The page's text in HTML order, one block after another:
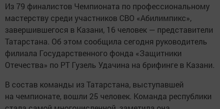
Из 79 финалистов Чемпионата по профессиональному
мастерству среди участников СВО «Абилимпикс»,
завершившегося в Казани, 16 человек — представители
Татарстана. Об этом сообщила сегодня руководитель
филиала Государственного фонда «Защитники
Отечества» по РТ Гузель Удачина на брифинге в Казани.
В состав команды из Татарстана, выступавшей
на чемпионате, вошли 25 человек. Команда республики